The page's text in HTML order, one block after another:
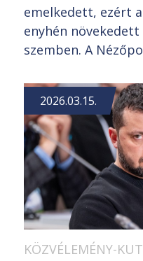
emelkedett, ezért
enyhén
szemben. A
2026.03.15.
KÖZVÉLEMÉNY-